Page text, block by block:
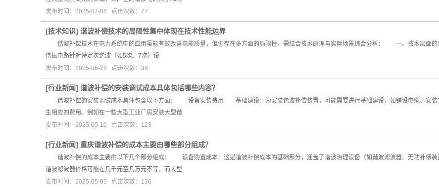
发布时间：2025-07-05 点击次数：77
[技术知识] 谐波补偿技术的局限性集中体现在技术性能边界
谐波补偿技术在电力系统中的应用虽能有效改善电能质量，但仍存在多方面的局限性，需结合技术原理与实际场景综合分析： 一、技术层
谐振电路针对特定次谐波（如5次、7次）设
发布时间：2025-06-28 点击次数：96
[行业新闻] 谐波补偿的安装调试成本具体包括哪些内容？
谐波补偿的安装调试成本具体包含以下方面： 设备安装费用 基础建设：为安装谐波补偿装置，可能需要进行基础建设，如铺设电缆、安装
生相应的费用。例如在一些大型工业厂房安装大型谐
发布时间：2025-05-10 点击次数：123
[行业新闻] 重庆谐波补偿的成本主要由哪些部分组成？
谐波补偿的成本主要由以下几个部分组成： 设备购置成本：这是谐波补偿成本的基础部分，涵盖了谐波治理设备（如谐波滤波器、无功补偿装
谐波滤波器价格可能在几千元至几万元不等，而大型
发布时间：2025-05-03 点击次数：136